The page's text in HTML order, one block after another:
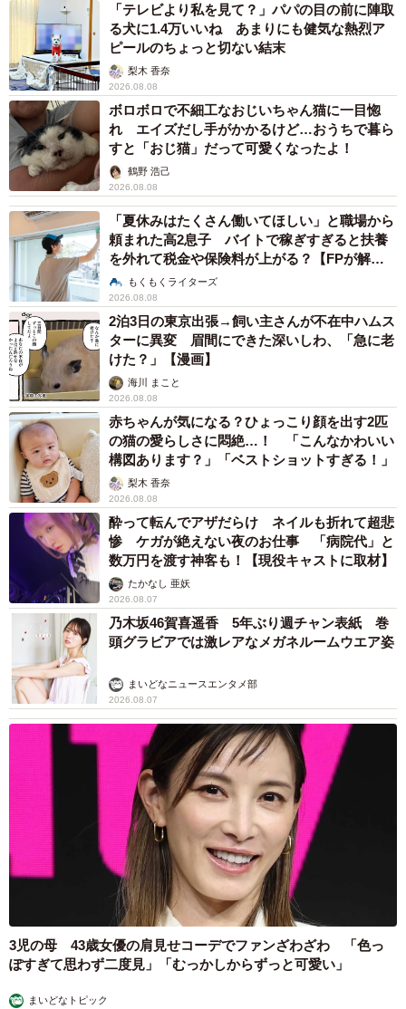
「テレビより私を見て？」パパの目の前に陣取
る犬に1.4万いいね あまりにも健気な熱烈ア
ピールのちょっと切ない結末
梨木 香奈
2026.08.08
ボロボロで不細工なおじいちゃん猫に一目惚
れ エイズだし手がかかるけど…おうちで暮ら
すと「おじ猫」だって可愛くなったよ！
鶴野 浩己
2026.08.08
「夏休みはたくさん働いてほしい」と職場から
頼まれた高2息子 バイトで稼ぎすぎると扶養
を外れて税金や保険料が上がる？【FPが解
説】もくもくライターズ
2026.08.08
2泊3日の東京出張→飼い主さんが不在中ハムス
ターに異変 眉間にできた深いしわ、「急に老
けた？」【漫画】
海川 まこと
2026.08.08
赤ちゃんが気になる？ひょっこり顔を出す2匹
の猫の愛らしさに悶絶…！ 「こんなかわいい
構図あります？」「ベストショットすぎる！」
梨木 香奈
2026.08.08
酔って転んでアザだらけ ネイルも折れて超悲
惨 ケガが絶えない夜のお仕事 「病院代」と
数万円を渡す神客も！【現役キャストに取材】
たかなし 亜妖
2026.08.07
乃木坂46賀喜遥香 5年ぶり週チャン表紙 巻
頭グラビアでは激レアなメガネルームウエア姿
まいどなニュースエンタメ部
2026.08.07
3児の母 43歳女優の肩見せコーデでファンざわざわ 「色っ
ぽすぎて思わず二度見」「むっかしからずっと可愛い」
まいどなトピック